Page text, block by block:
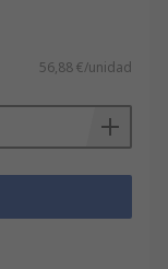
56,88 €/unidad